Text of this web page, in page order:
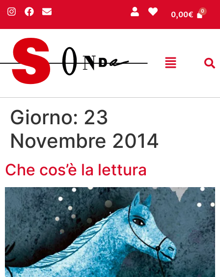
0,00€
Giorno: 23
Novembre 2014
Che cos’è la lettura